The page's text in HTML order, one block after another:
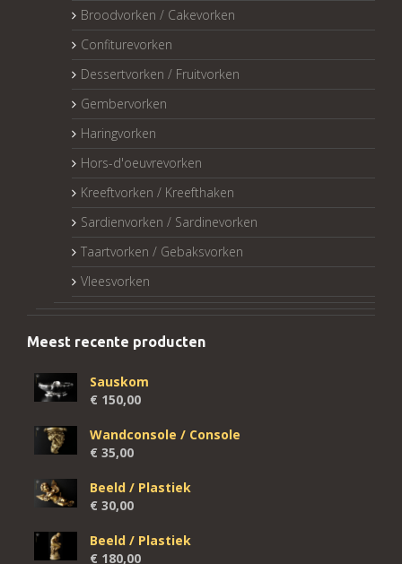
Broodvorken / Cakevorken
Confiturevorken
Dessertvorken / Fruitvorken
Gembervorken
Haringvorken
Hors-d'oeuvrevorken
Kreeftvorken / Kreefthaken
Sardienvorken / Sardinevorken
Taartvorken / Gebaksvorken
Vleesvorken
Meest recente producten
Sauskom
€ 150,00
Wandconsole / Console
€ 35,00
Beeld / Plastiek
€ 30,00
Beeld / Plastiek
€ 180,00